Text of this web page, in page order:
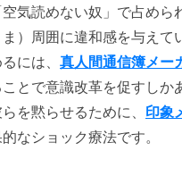
気読めない奴」で占めら
）周囲に違和感を与えて
には、 真人間通信簿メー
とで意識改革を促すしか
を黙らせるために、 印象
なショック療法です。